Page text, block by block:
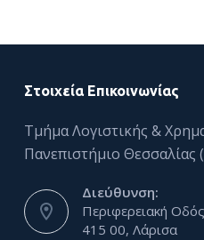
Στοιχεία Επικοινωνίας
Τμήμα Λογιστικής &
Πανεπιστήμιο Θεσσαλίας
Διεύθυνση:
Περιφερειακή
415 00, Λάρισα